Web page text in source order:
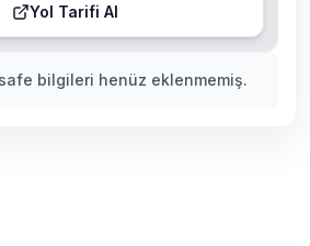
bilgileri henüz eklenmemiş.
Yol Tarifi Al